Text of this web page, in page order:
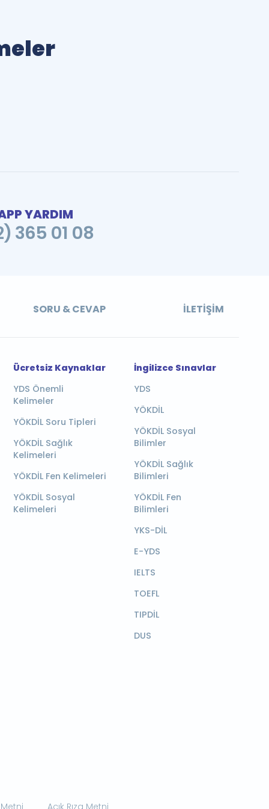
YARDIM
365 01 08
SORU & CEVAP İLETIŞIM
Ücretsiz Kaynaklar
YDS Önemli
Kelimeler
YÖKDİL Soru Tipleri
YÖKDİL Sağlık
Kelimeleri
YÖKDİL Fen Kelimeleri
YÖKDİL Sosyal
Kelimeleri
İngilizce Sınavlar
YDS
YÖKDİL
YÖKDİL Sosyal
Bilimler
YÖKDİL Sağlık
Bilimleri
YÖKDİL Fen
Bilimleri
YKS-DİL
E-YDS
IELTS
TOEFL
TIPDİL
DUS
Açık Rıza Metni